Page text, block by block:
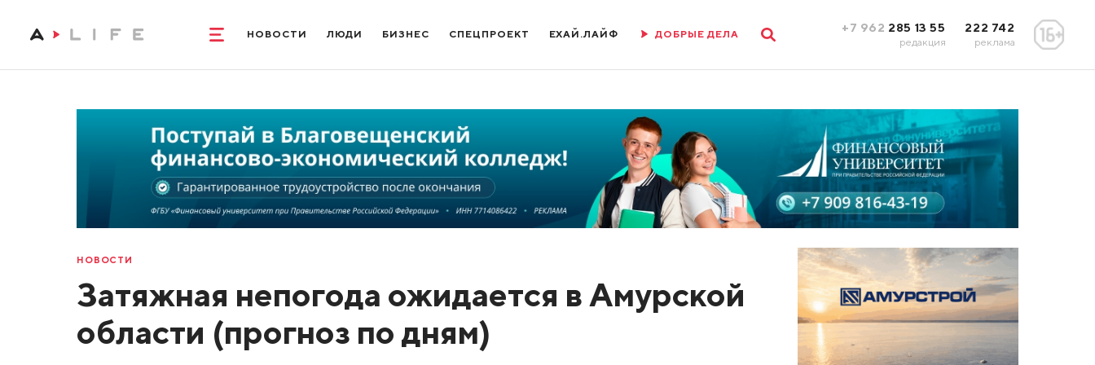
НОВОСТИ ЛЮДИ БИЗНЕС СПЕЦПРОЕКТ ЕХАЙ.ЛАЙФ ДОБРЫЕ ДЕЛА +7 962 285 13 55
редакция
222 742
реклама
НОВОСТИ
Затяжная непогода ожидается в Амурской
области (прогноз по дням)